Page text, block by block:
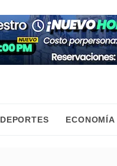
DEPORTES ECONOMÍA